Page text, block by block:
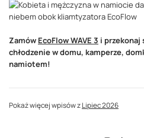
Zamów EcoFlow WAVE 3 i przekonaj
chłodzenie w domu, kamperze,
namiotem!
Pokaż więcej wpisów zLipiec 2026